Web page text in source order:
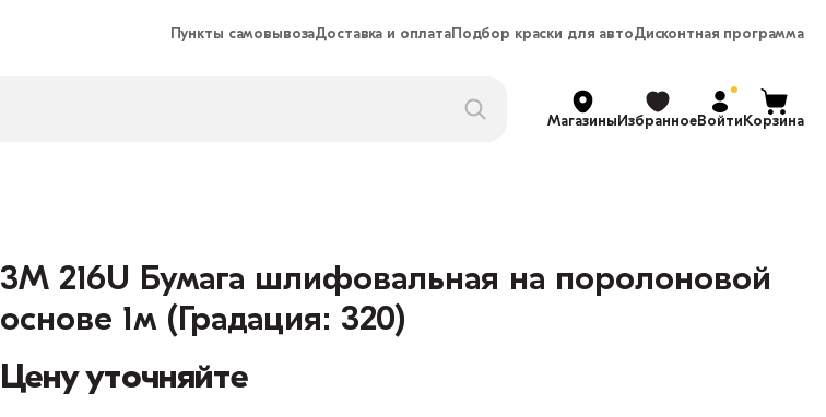
Пункты самовывозаДоставка и оплатаПодбор краски для автоДисконтная программа
МагазиныИзбранноеВойтиКорзина
3M 216U Бумага шлифовальная на поролоновой
основе 1м (Градация: 320)
Цену уточняйте